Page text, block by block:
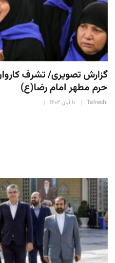
گزارش تصویری/ تشرف
حرم مطهر امام رضا(ع)
Tafreshi ۱۰ آبان ۱۴۰۲